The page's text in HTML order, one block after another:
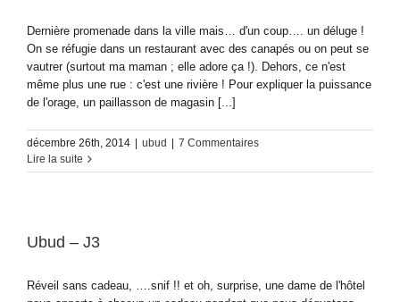
Dernière promenade dans la ville mais… d'un coup…. un déluge !
On se réfugie dans un restaurant avec des canapés ou on peut se
vautrer (surtout ma maman ; elle adore ça !). Dehors, ce n'est
même plus une rue : c'est une rivière ! Pour expliquer la puissance
de l'orage, un paillasson de magasin [...]
décembre 26th, 2014 ubud
7 Commentaires
Lire la suite
Ubud – J3
Réveil sans cadeau, ….snif !! et oh, surprise, une dame de l'hôtel